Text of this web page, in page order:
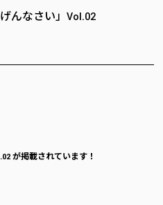
げんなさい」Vol.02
が掲載されています！